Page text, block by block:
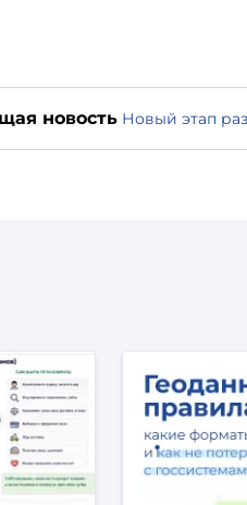
новость Новый этап